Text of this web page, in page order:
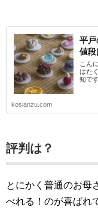
平
値段
こん
はた
知で
kosianzu.com
評判は？
とにかく普通のお母
べれる！のが喜ばれ